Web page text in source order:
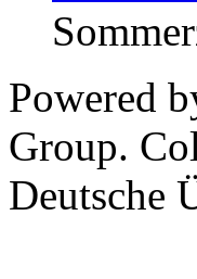
Powered
Group.
Deutsche